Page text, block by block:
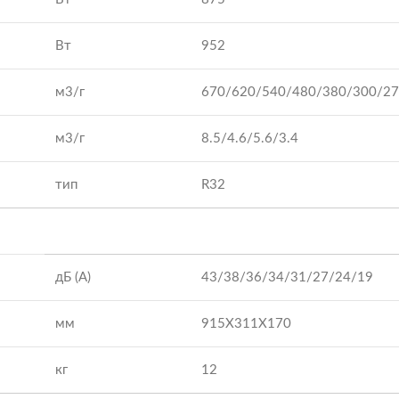
Вт 952
м3/г 670/620/540/480/380/300/
м3/г 8.5/4.6/5.6/3.4
тип R32
дБ (А) 43/38/36/34/31/27/24/19
мм 915X311X170
кг 12